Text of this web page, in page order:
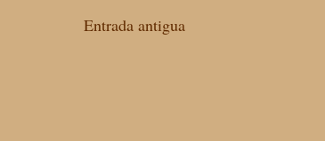
Entrada antigua